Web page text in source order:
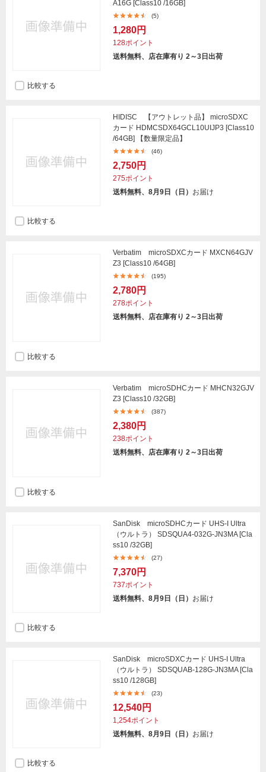
A16G [Class10 /16GB]
(5)
1,280円
128ポイント
送料無料、店在庫有り 2～3日出荷
比較する
HIDISC 【アウトレット品】 microSDXC
カード HDMCSDX64GCL10UIJP3 [Class10
/64GB] 【数量限定品】
(46)
2,750円
275ポイント
送料無料、8月9日（日） お届け
比較する
Verbatim microSDXCカード MXCN64GJV
Z3 [Class10 /64GB]
(195)
2,780円
278ポイント
送料無料、店在庫有り 2～3日出荷
比較する
Verbatim microSDHCカード MHCN32GJV
Z3 [Class10 /32GB]
(387)
2,380円
238ポイント
送料無料、店在庫有り 2～3日出荷
比較する
SanDisk microSDHCカード UHS-I Ultra
（ウルトラ） SDSQUA4-032G-JN3MA [Cla
ss10 /32GB]
(27)
7,370円
737ポイント
送料無料、8月9日（日） お届け
比較する
SanDisk microSDXCカード UHS-I Ultra
（ウルトラ） SDSQUAB-128G-JN3MA [Cla
ss10 /128GB]
(23)
12,540円
1,254ポイント
送料無料、8月9日（日） お届け
比較する